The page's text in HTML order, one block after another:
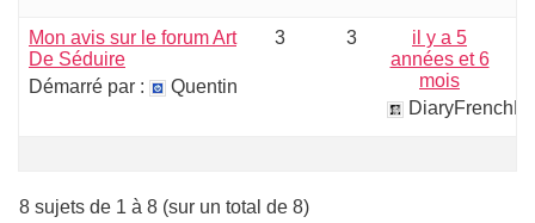
Mon avis sur le forum Art
De Séduire
Démarré par :
Quentin
3 3
il y a 5
années et 6
mois
8 sujets de 1 à 8 (sur un total de 8)